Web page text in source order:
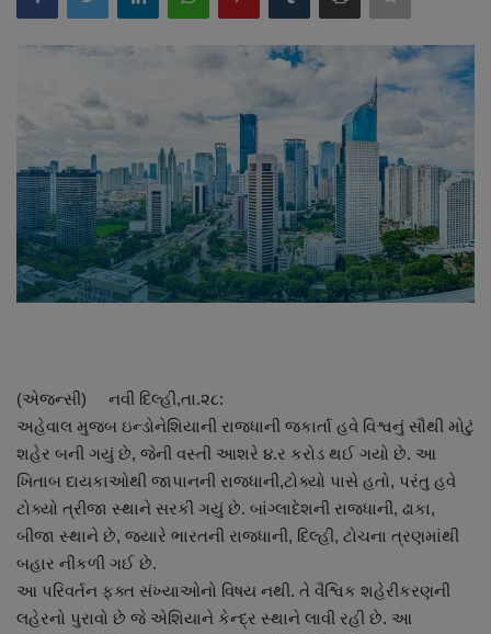
Live TV
Guest Author
About Author
Contact
રાષ્ટ્રીય
ગુજરાત
જુનાગઢ
Support US
(એજન્સી) નવી દિલ્હી,તા.૨૮:
અહેવાલ મુજબ ઇન્ડોનેશિયાની રાજધાની જકાર્તા હવે વિશ્વનું સૌથી મોટું
શહેર બની ગયું છે, જેની વસ્તી આશરે ૪.ર કરોડ થઈ ગયો છે. આ
ખિતાબ દાયકાઓથી જાપાનની રાજધાની,ટોક્યો પાસે હતો, પરંતુ હવે
ટોક્યો ત્રીજા સ્થાને સરકી ગયું છે. બાંગ્લાદેશની રાજધાની, ઢાકા,
બીજા સ્થાને છે, જ્યારે ભારતની રાજધાની, દિલ્હી, ટોચના ત્રણમાંથી
બહાર નીકળી ગઈ છે.
આ પરિવર્તન ફક્ત સંખ્યાઓનો વિષય નથી. તે વૈશ્વિક શહેરીકરણની
લહેરનો પુરાવો છે જે એશિયાને કેન્દ્ર સ્થાને લાવી રહી છે. આ